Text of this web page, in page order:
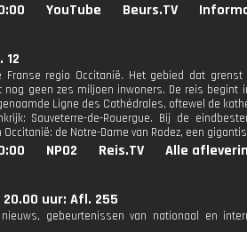
YouTube Beurs.TV
12
Franse regio Occitanië. Het gebied dat
nog geen zes miljoen inwoners. De reis
Ligne des Cathédrales, oftewel de
Sauveterre-de-Rouergue. Bij de
de Notre-Dame van Rodez, een
NPO2 Reis.TV Alle
20.00 uur: Afl. 255
gebeurtenissen van nationaal en